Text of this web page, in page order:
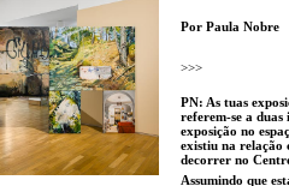
Por Paula Nobre
>>>
PN: As tuas
referem-se a duas
exposição no
existiu na relação
decorrer no
Assumindo que